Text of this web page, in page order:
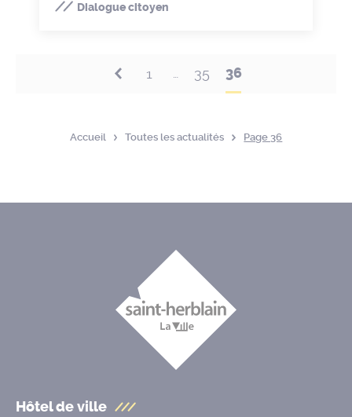
Dialogue citoyen
1 … 35 36
Accueil Toutes les actualités Page 36
Hôtel de ville